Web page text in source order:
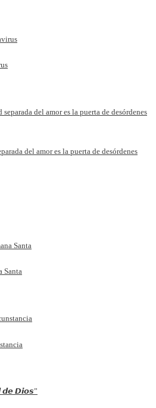
del amor es la puerta de desórdenes
Santa